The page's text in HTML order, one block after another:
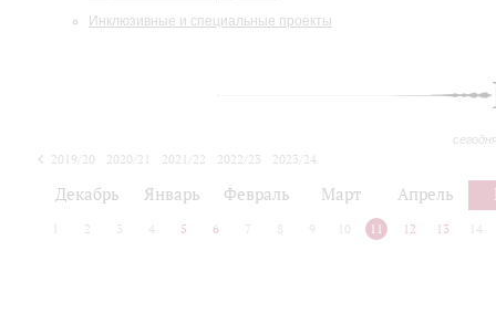
Инклюзивные и специальные проекты
2019/20 2020/21 2021/22 2022/23
2023/24
Декабрь Январь Февраль Март Апрель
2 3 4 5 6 7 8 9 10 11 12 13 14